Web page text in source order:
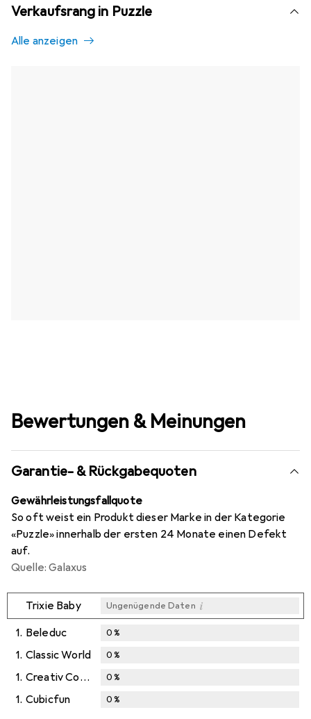
Verkaufsrang in Puzzle
Alle anzeigen
Bewertungen & Meinungen
Garantie- & Rückgabequoten
Gewährleistungsfallquote
So oft weist ein Produkt dieser Marke in der Kategorie
«Puzzle» innerhalb der ersten 24 Monate einen Defekt
auf.
Quelle: Galaxus
Trixie Baby Ungenügende Daten i
1. Beleduc 0%
1. Classic World 0%
1. Creativ Company 0%
1. Cubicfun 0%